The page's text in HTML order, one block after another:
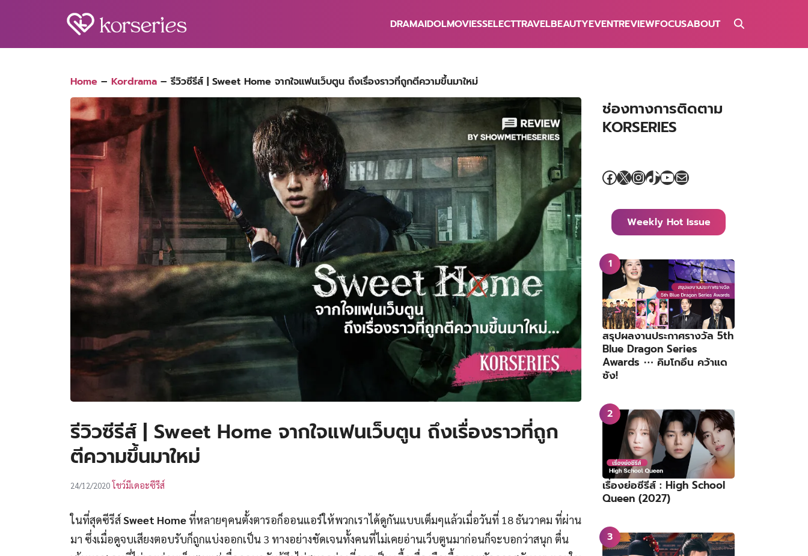
DRAMAIDOLMOVIESSELECTTRAVELBEAUTYEVENTREVIEWFOCUSABOUT
Home – Kordrama –รีวิวซีรีส์ | Sweet Home จากใจแฟนเว็บตูน ถึงเรื่องราวที่ถูกตีความขึ้นมาใหม่
รีวิวซีรีส์ | Sweet Home จากใจแฟนเว็บตูน ถึงเรื่องราวที่ถูก
ตีความขึ้นมาใหม่
24/12/2020 โชว์มีเดอะซีรีส์
ในที่สุดซีรีส์ Sweet Home ที่หลายๆคนตั้งตารอก็ออนแอร์ให้พวกเราได้ดูกันแบบเต็มๆแล้วเมื่อวันที่ 18 ธันวาคม ที่ผ่าน
มา ซึ่งเมื่อดูจบเสียงตอบรับก็ถูกแบ่งออกเป็น 3 ทางอย่างชัดเจนทั้งคนที่ไม่เคยอ่านเว็บตูนมาก่อนก็จะบอกว่าสนุก ตื่น
ช่องทางการติดตาม
KORSERIES
Facebook
X Instagram
TikTok
YouTube
Mail
Weekly Hot Issue
สรุปผลงานประกาศรางวัล 5th
Blue Dragon Series
Awards ⋯ คิมโกอึน คว้าแด
ซัง!
เรื่องย่อซีรีส์ : High School
Queen (2027)